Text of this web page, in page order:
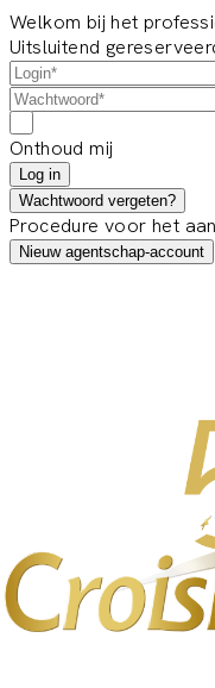
Welkom bij het
Uitsluitend
Onthoud mij
Log in
Wachtwoord vergeten?
Procedure voor het
Nieuw agentschap-account